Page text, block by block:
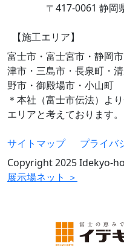
〒417-0061 静岡
【施工エリア】
富士市・富士宮市・静岡
津市・三島市・長泉町・
野市・御殿場市・小山町
＊本社（富士市伝法）よ
エリアと考えております。
サイトマップ
プライバ
Copyright 2025 Idekyo-
展示場ネット ＞